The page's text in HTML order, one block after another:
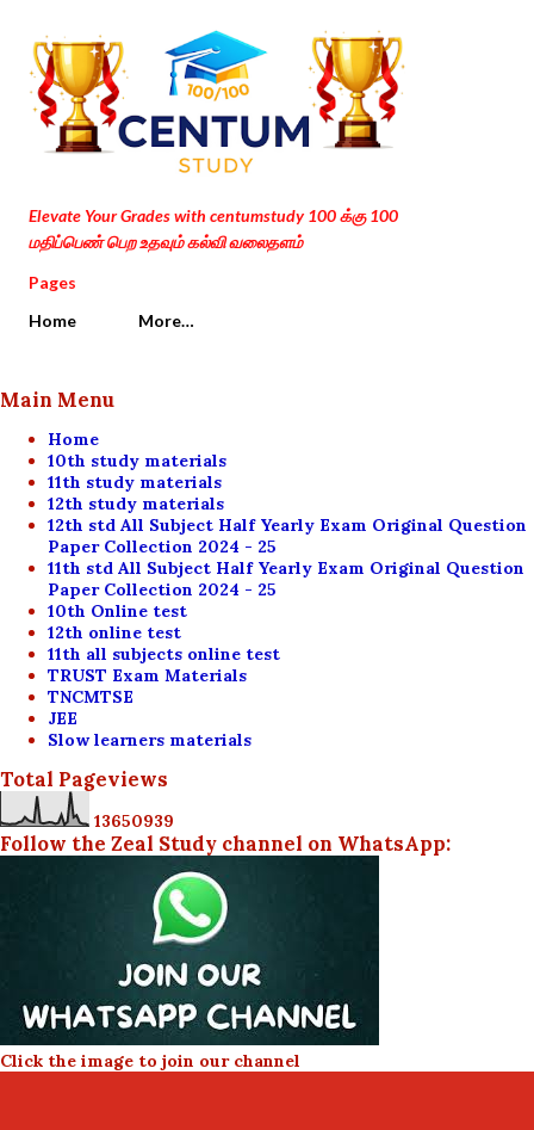
Skip to main content
Elevate Your Grades with centumstudy 100 க்கு 100
மதிப்பெண் பெற உதவும் கல்வி வலைதளம்
Pages
Home
More…
Main Menu
Home
10th study materials
11th study materials
12th study materials
12th std All Subject Half Yearly Exam Original Question
Paper Collection 2024 - 25
11th std All Subject Half Yearly Exam Original Question
Paper Collection 2024 - 25
10th Online test
12th online test
11th all subjects online test
TRUST Exam Materials
TNCMTSE
JEE
Slow learners materials
Total Pageviews
13650939
Follow the Zeal Study channel on WhatsApp:
Click the image to join our channel